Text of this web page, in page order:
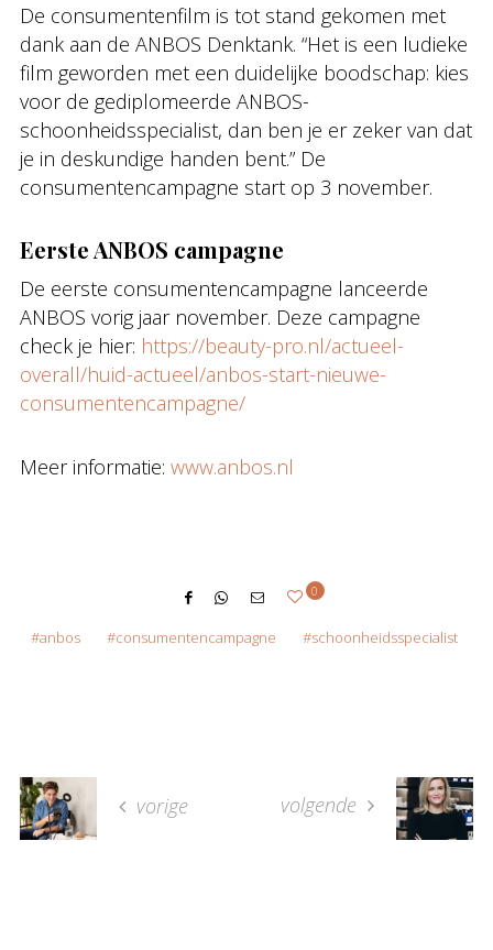
De consumentenfilm is tot stand gekomen met
dank aan de ANBOS Denktank. “Het is een ludieke
film geworden met een duidelijke boodschap: kies
voor de gediplomeerde ANBOS-
schoonheidsspecialist, dan ben je er zeker van dat
je in deskundige handen bent.” De
consumentencampagne start op 3 november.
Eerste ANBOS campagne
De eerste consumentencampagne lanceerde
ANBOS vorig jaar november. Deze campagne
check je hier: https://beauty-pro.nl/actueel-
overall/huid-actueel/anbos-start-nieuwe-
consumentencampagne/
Meer informatie: www.anbos.nl
0
anbos consumentencampagne schoonheidsspecialist
vorige volgende